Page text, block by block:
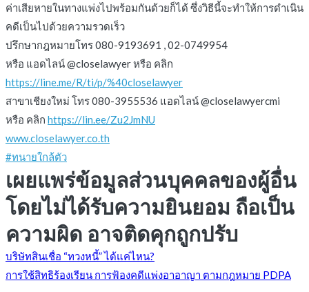
ค่าเสียหายในทางแพ่งไปพร้อมกันด้วยก็ได้ ซึ่งวิธีนี้จะทำให้การดำเนิน
คดีเป็นไปด้วยความรวดเร็ว
ปรึกษากฎหมายโทร 080-9193691 , 02-0749954
หรือ แอดไลน์ @closelawyer หรือ คลิก
https://line.me/R/ti/p/%40closelawyer
สาขาเชียงใหม่ โทร 080-3955536 แอดไลน์ @closelawyercmi
หรือ คลิก https://lin.ee/Zu2JmNU
www.closelawyer.co.th
#ทนายใกล้ตัว
เผยแพร่ข้อมูลส่วนบุคคลของผู้อื่น
โดยไม่ได้รับความยินยอม ถือเป็น
ความผิด อาจติดคุกถูกปรับ
แนะแนว
บริษัทสินเชื่อ “ทวงหนี้” ได้แค่ไหน?
การใช้สิทธิร้องเรียน การฟ้องคดีแพ่งอาอาญา ตามกฎหมาย PDPA